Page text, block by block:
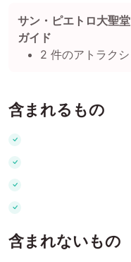
サン・ピエトロ大聖
ガイド
2 件のアトラクシ
含まれるもの
含まれないもの